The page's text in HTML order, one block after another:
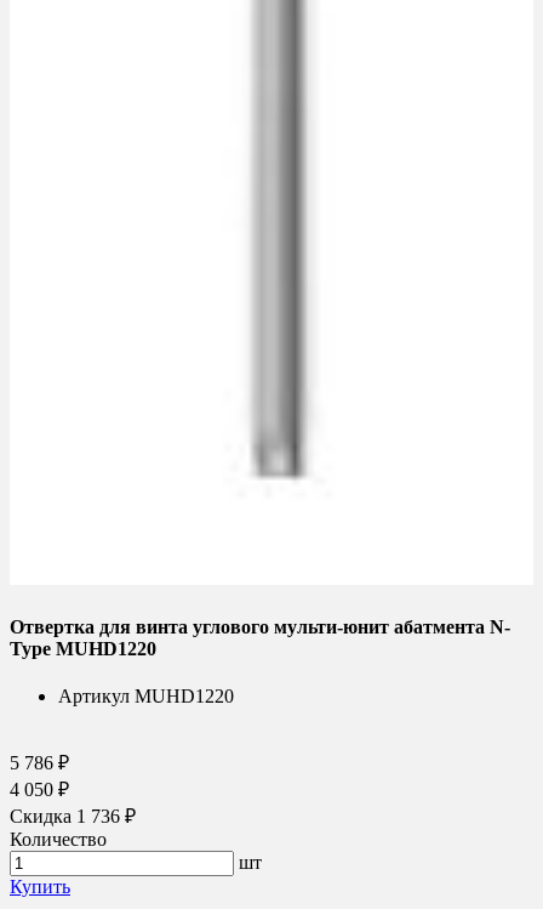
Отвертка для винта углового мульти-юнит абатмента N-
Type MUHD1220
Артикул MUHD1220
5 786 ₽
4 050 ₽
Скидка 1 736 ₽
Количество
шт
Купить